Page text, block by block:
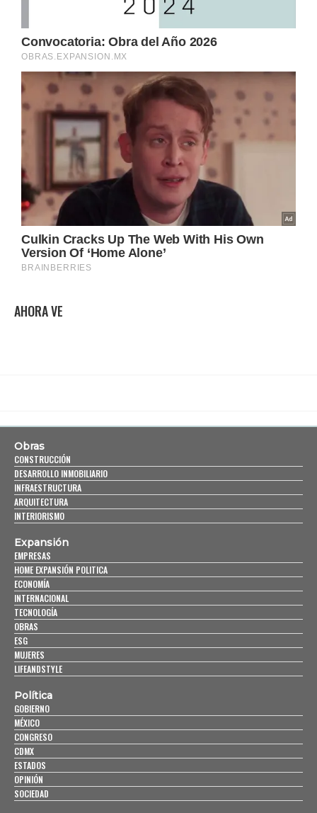
AHORA VE
Obras
CONSTRUCCIÓN
DESARROLLO INMOBILIARIO
INFRAESTRUCTURA
ARQUITECTURA
INTERIORISMO
Expansión
EMPRESAS
HOME EXPANSIÓN POLITICA
ECONOMÍA
INTERNACIONAL
TECNOLOGÍA
OBRAS
ESG
MUJERES
LIFEANDSTYLE
Política
GOBIERNO
MÉXICO
CONGRESO
CDMX
ESTADOS
OPINIÓN
SOCIEDAD